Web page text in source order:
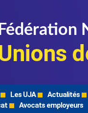
Fédération
Les UJA Actualités
Avocats employeurs